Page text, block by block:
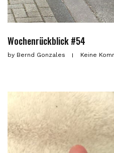
Wochenrückblick #54
by Bernd Gonzales Keine